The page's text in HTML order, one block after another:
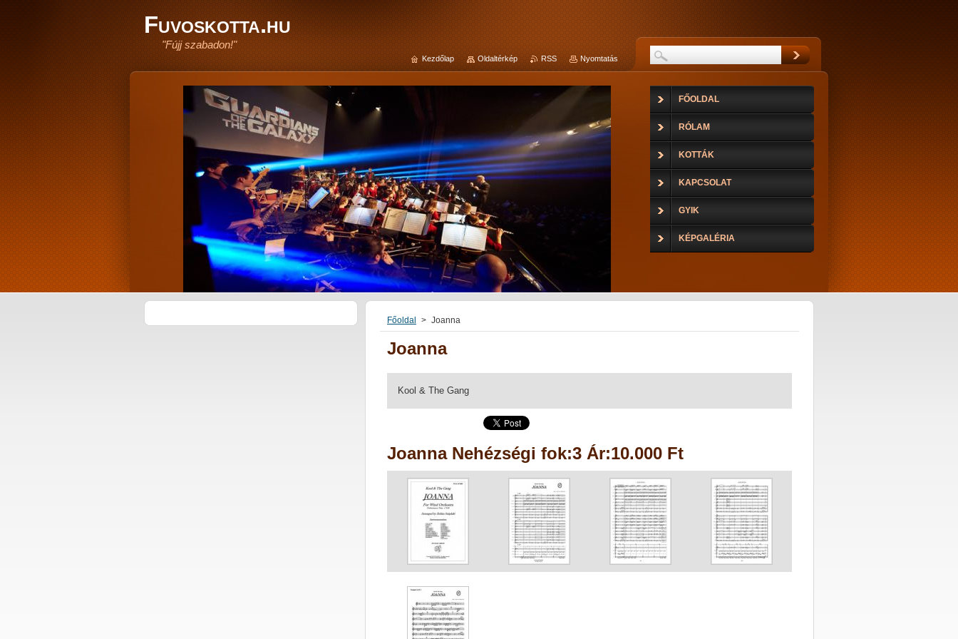
Fuvoskotta.hu
"Fújj szabadon!"
Főoldal > Joanna
Joanna
Kool & The Gang
Joanna Nehézségi fok:3 Ár:10.000 Ft
FŐOLDAL
RÓLAM
KOTTÁK
KAPCSOLAT
GYIK
KÉPGALÉRIA
Kezdőlap Oldaltérkép RSS Nyomtatás